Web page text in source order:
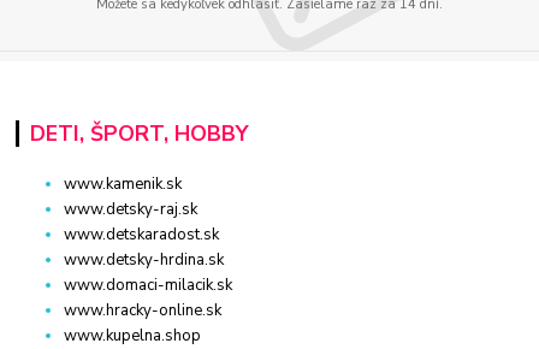
Môžete sa kedykoľvek odhlásiť. Zasielame raz za 14 dní.
DETI, ŠPORT, HOBBY
www.kamenik.sk
www.detsky-raj.sk
www.detskaradost.sk
www.detsky-hrdina.sk
www.domaci-milacik.sk
www.hracky-online.sk
www.kupelna.shop